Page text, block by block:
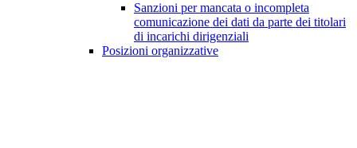
Sanzioni per mancata o incompleta
comunicazione dei dati da parte dei titolari
di incarichi dirigenziali
Posizioni organizzative